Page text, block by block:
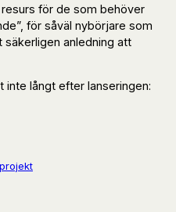
för de som behöver
för såväl nybörjare som
säkerligen anledning att
inte långt efter lanseringen:
projekt